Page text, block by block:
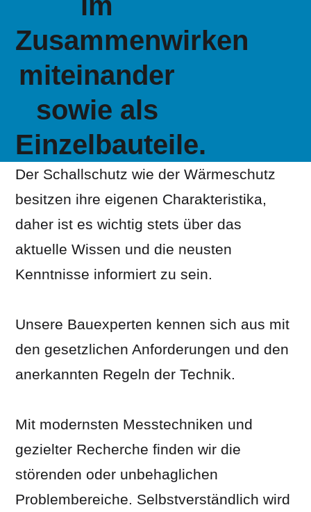
Zusammenwirken
miteinander
sowie als
Einzelbauteile.
Der Schallschutz wie der Wärmeschutz
besitzen ihre eigenen Charakteristika,
daher ist es wichtig stets über das
aktuelle Wissen und die neusten
Kenntnisse informiert zu sein.
Unsere Bauexperten kennen sich aus mit
den gesetzlichen Anforderungen und den
anerkannten Regeln der Technik.
Mit modernsten Messtechniken und
gezielter Recherche finden wir die
störenden oder unbehaglichen
Problembereiche. Selbstverständlich wird